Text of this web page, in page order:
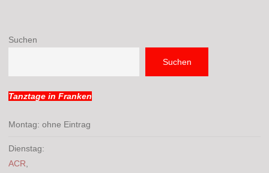
Suchen
Suchen
Tanztage in Franken
Montag: ohne Eintrag
Dienstag:
ACR,